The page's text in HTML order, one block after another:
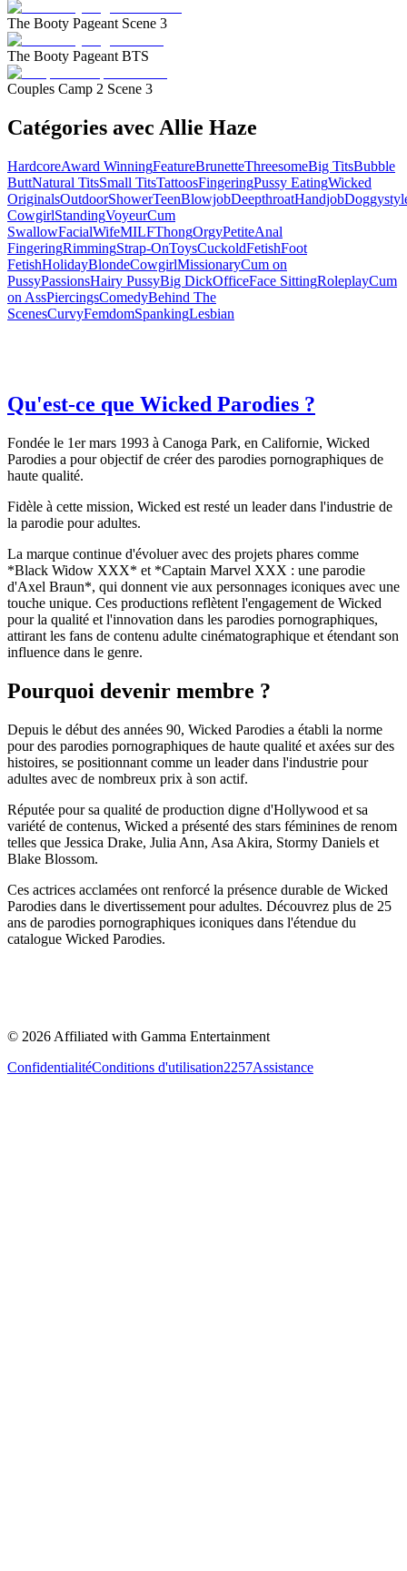
The Booty Pageant Scene 3
The Booty Pageant BTS
Couples Camp 2 Scene 3
Catégories avec Allie Haze
HardcoreAward WinningFeatureBrunetteThreesomeBig TitsBubble
ButtNatural TitsSmall TitsTattoosFingeringPussy EatingWicked
OriginalsOutdoorShowerTeenBlowjobDeepthroatHandjob
CowgirlStandingVoyeurCum
SwallowFacialWifeMILFThongOrgyPetiteAnal
FingeringRimmingStrap-OnToysCuckoldFetishFoot
FetishHolidayBlondeCowgirlMissionaryCum on
PussyPassionsHairy PussyBig DickOfficeFace SittingRoleplayCum
on AssPiercingsComedyBehind The
ScenesCurvyFemdomSpankingLesbian
Qu'est-ce que Wicked Parodies ?
Fondée le 1er mars 1993 à Canoga Park, en Californie, Wicked
Parodies a pour objectif de créer des parodies pornographiques de
haute qualité.
Fidèle à cette mission, Wicked est resté un leader dans l'industrie de
la parodie pour adultes.
La marque continue d'évoluer avec des projets phares comme
*Black Widow XXX* et *Captain Marvel XXX : une parodie
d'Axel Braun*, qui donnent vie aux personnages iconiques avec une
touche unique. Ces productions reflètent l'engagement de Wicked
pour la qualité et l'innovation dans les parodies pornographiques,
attirant les fans de contenu adulte cinématographique et étendant son
influence dans le genre.
Pourquoi devenir membre ?
Depuis le début des années 90, Wicked Parodies a établi la norme
pour des parodies pornographiques de haute qualité et axées sur des
histoires, se positionnant comme un leader dans l'industrie pour
adultes avec de nombreux prix à son actif.
Réputée pour sa qualité de production digne d'Hollywood et sa
variété de contenus, Wicked a présenté des stars féminines de renom
telles que Jessica Drake, Julia Ann, Asa Akira, Stormy Daniels et
Blake Blossom.
Ces actrices acclamées ont renforcé la présence durable de Wicked
Parodies dans le divertissement pour adultes. Découvrez plus de 25
ans de parodies pornographiques iconiques dans l'étendue du
catalogue Wicked Parodies.
© 2026 Affiliated with Gamma Entertainment
ConfidentialitéConditions d'utilisation2257Assistance